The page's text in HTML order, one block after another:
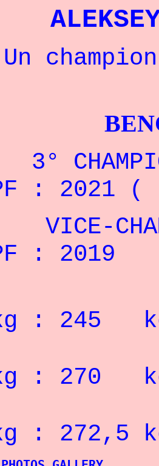
: 2021 (
: 2019
: 245
: 270
: 272,5